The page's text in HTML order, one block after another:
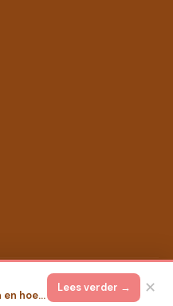
Alle rechten voorbehouden.
Wat is een psychologische roman en hoe herken je die?
Lees verder → ✕